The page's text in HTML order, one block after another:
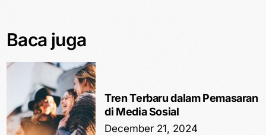
Baca juga
Tren Terbaru dalam Pemasaran
di Media Sosial
December 21, 2024